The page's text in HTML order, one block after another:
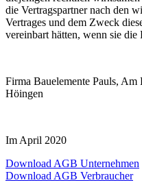
die Vertragspartner nach den
Vertrages und dem Zweck
vereinbart hätten, wenn sie die
Firma Bauelemente Pauls, Am
Höingen
Im April 2020
Download AGB Unternehmen
Download AGB Verbraucher